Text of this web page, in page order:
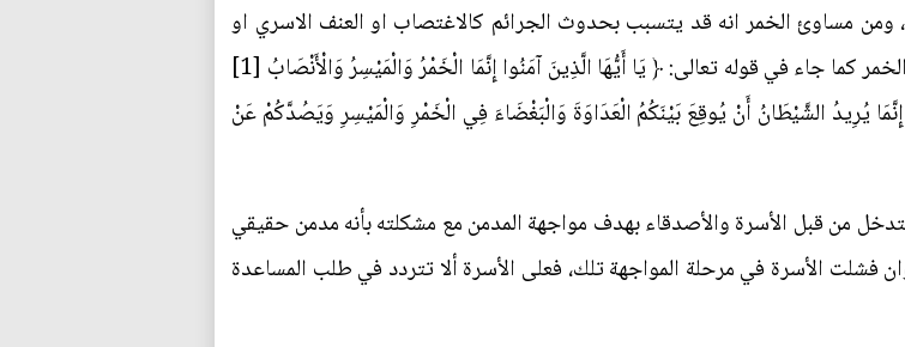
ومن مساوئ الخمر انه قد يتسبب بحدوث الجرائم كالاغتصاب او العنف الاسري او
حوادث السيارات، وقد حذر الله سبحانه وتعالى من مساوئ الخمر كما جاء في قوله تعالى: ﴿ يَا أَيُّهَا الَّذِينَ آمَنُوا إِنَّمَا الْخَمْرُ وَالْمَيْسِرُ وَالْأَنْصَابُ [1]
يُرِيدُ الشَّيْطَانُ أَنْ يُوقِعَ بَيْنَكُمُ الْعَدَاوَةَ وَالْبَغْضَاءَ فِي الْخَمْرِ وَالْمَيْسِرِ وَيَصُدَّكُمْ عَنْ
من قبل الأسرة والأصدقاء بهدف مواجهة المدمن مع مشكلته بأنه مدمن حقيقي
فشلت الأسرة في مرحلة المواجهة تلك، فعلى الأسرة ألا تتردد في طلب المساعدة